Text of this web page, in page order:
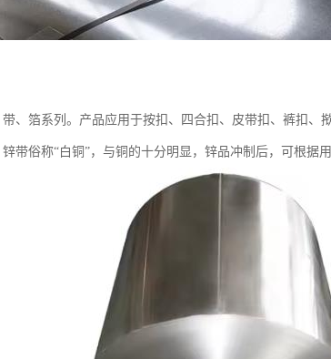
、箔系列。产品应用于按扣、四合扣、皮带扣、裤扣、
带俗称“白铜”，与铜的十分明显，锌品冲制后，可根据